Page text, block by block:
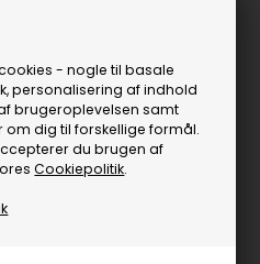
- nogle til basale
personalisering af indhold
brugeroplevelsen samt
dig til forskellige formål.
du brugen af
Cookiepolitik.
20,00 DKK
55,00
På lager